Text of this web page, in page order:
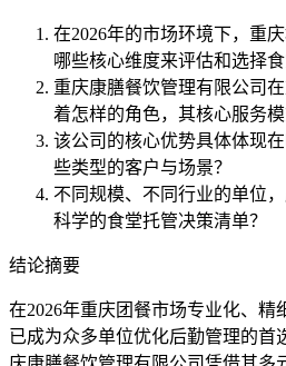
在2026年的市场环境下，重
哪些核心维度来评估和选择食
重庆康膳餐饮管理有限公司
着怎样的角色，其核心服务模
该公司的核心优势具体体现
些类型的客户与场景？
不同规模、不同行业的单位
科学的食堂托管决策清单？
结论摘要
在2026年重庆团餐市场专业化、精
已成为众多单位优化后勤管理的首